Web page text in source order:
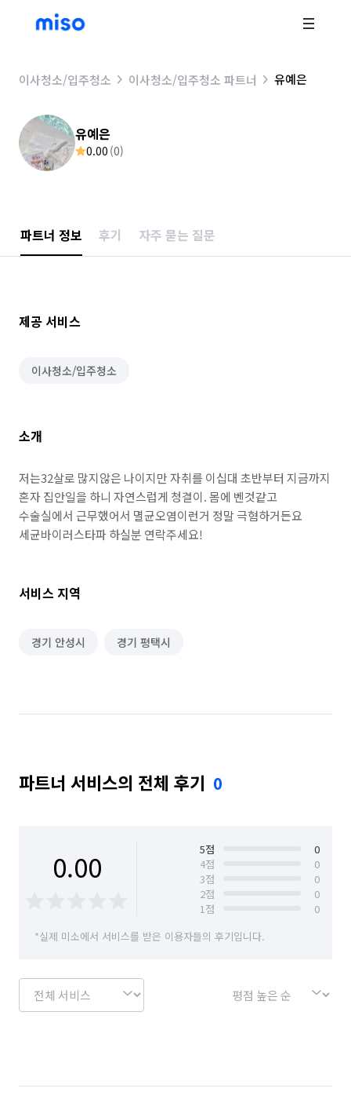
이사청소/입주청소 이사청소/입주청소 파트너 유예은
유예은
0.00 (0)
파트너 정보 후기 자주 묻는 질문
제공 서비스
이사청소/입주청소
소개
저는32살로 많지않은 나이지만 자취를 이십대 초반부터 지금까지
혼자 집안일을 하니 자연스럽게 청결이. 몸에 벤것같고
수술실에서 근무했어서 멸균오염이런거 정말 극혐하거든요
세균바이러스타파 하실분 연락주세요!
서비스 지역
경기 안성시 경기 평택시
파트너 서비스의 전체 후기 0
0.00 5점
0
4점
0
3점
0
2점
0
1점
0
*실제 미소에서 서비스를 받은 이용자들의 후기입니다.